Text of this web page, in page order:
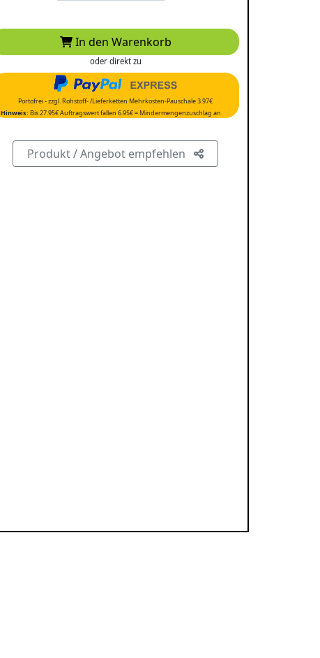
In den Warenkorb
oder direkt zu
Portofrei - zzgl. Rohstoff- /Lieferketten Mehrkosten-Pauschale 3.97€
Hinweis: Bis 27.95€ Auftragswert fallen 6.95€ = Mindermengenzuschlag an.
Produkt / Angebot empfehlen